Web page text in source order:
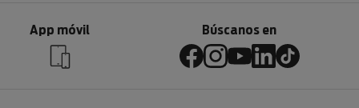
App móvil Búscanos en